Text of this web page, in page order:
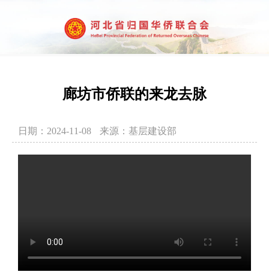
廊坊市侨联的来龙去脉
日期：2024-11-08 来源：基层建设部